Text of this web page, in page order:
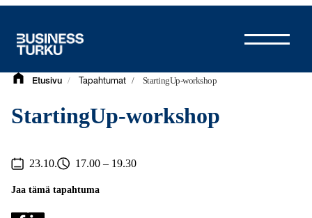
Etusivu / Tapahtumat / StartingUp-workshop
StartingUp-workshop
23.10. 17.00 – 19.30
Jaa tämä tapahtuma